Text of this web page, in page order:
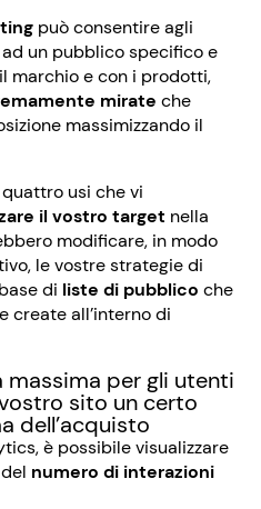
può consentire agli
un pubblico specifico e
marchio e con i prodotti,
mirate che
massimizzando il
usi che vi
il vostro target nella
modificare, in modo
le vostre strategie di
di liste di pubblico che
create all’interno di
massima per gli utenti
sito un certo
dell’acquisto
è possibile visualizzare
numero di interazioni